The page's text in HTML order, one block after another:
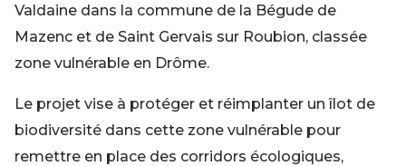
Valdaine dans la commune de la Bégude de
Mazenc et de Saint Gervais sur Roubion, classée
zone vulnérable en Drôme.
Le projet vise à protéger et réimplanter un îlot de
biodiversité dans cette zone vulnérable pour
remettre en place des corridors écologiques,